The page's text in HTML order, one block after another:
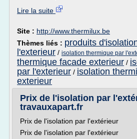
Lire la suite
Site : http://www.thermilux.be
Thèmes liés : produits
l'exterieur / isolation thermique par
thermique facade exterieur /
par l'exterieur / isolation
exterieur
Prix de l'isolation par
travauxapart.fr
Prix de l'isolation par l'extérieur
Prix de l'isolation par l'extérieur